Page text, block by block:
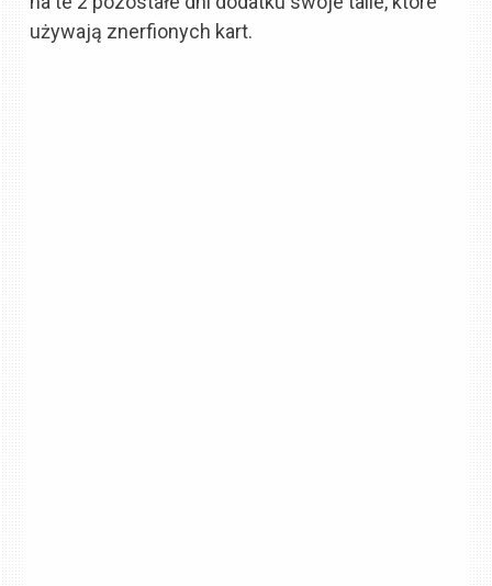
używają znerfionych kart.